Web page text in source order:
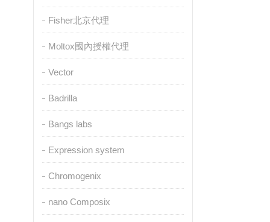
Fisher北京代理
Moltox國內授權代理
Vector
Badrilla
Bangs labs
Expression system
Chromogenix
nano Composix